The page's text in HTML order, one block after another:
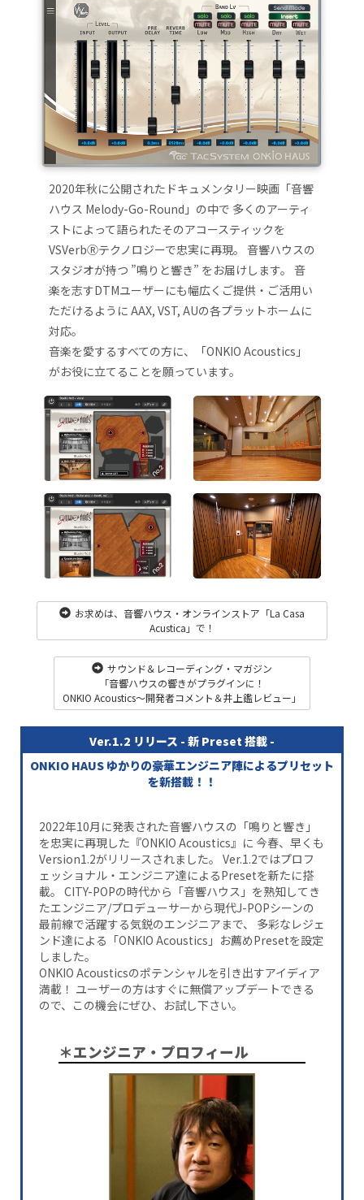
2020年秋に公開されたドキュメンタリー映画「音響
ハウス Melody-Go-Round」の中で 多くのアーティ
ストによって語られたそのアコースティックを
VSVerbⓇテクノロジーで忠実に再現。 音響ハウスの
スタジオが持つ ”鳴りと響き” をお届けします。 音
楽を志すDTMユーザーにも幅広くご提供・ご活用い
ただけるように AAX, VST, AUの各プラットホームに
対応。
音楽を愛するすべての方に、「ONKIO Acoustics」
がお役に立てることを願っています。
お求めは、音響ハウス・オンラインストア「La Casa
Acustica」で！
サウンド＆レコーディング・マガジン
「音響ハウスの響きがプラグインに！
ONKIO Acoustics〜開発者コメント＆井上鑑レビュー」
Ver.1.2 リリース - 新 Preset 搭載 -
ONKIO HAUS ゆかりの豪華エンジニア陣によるプリセット
を新搭載！！
2022年10月に発表された音響ハウスの「鳴りと響き」
を忠実に再現した『ONKIO Acoustics』に 今春、早くも
Version1.2がリリースされました。 Ver.1.2ではプロフ
ェッショナル・エンジニア達によるPresetを新たに搭
載。 CITY-POPの時代から「音響ハウス」を熟知してき
たエンジニア/プロデューサーから現代J-POPシーンの
最前線で活躍する気鋭のエンジニアまで、 多彩なレジェ
ンド達による「ONKIO Acoustics」お薦めPresetを設定
しました。
ONKIO Acousticsのポテンシャルを引き出すアイディア
満載！ ユーザーの方はすぐに無償アップデートできる
ので、この機会にぜひ、お試し下さい。
＊エンジニア・プロフィール